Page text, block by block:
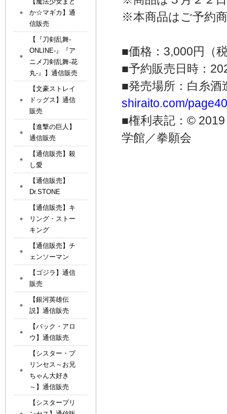
※本商品はご予約
■価格：3,000円（
■予約販売日時：
■発売場所：白糸酒
shiraito.com/
■権利表記：©
学館／拳願会
か☆マギカ】通
信販売
【『刀剣乱舞-
ONLINE-』『ア
ニメ刀剣乱舞-花
丸-』】通信販売
【文豪ストレイ
ドッグス】通信
販売
【進撃の巨人】
通信販売
【通信販売】殺
し愛
【通信販売】
Dr.STONE
【通信販売】キ
リング・ストー
キング
【通信販売】チ
ェンソーマン
【ゴジラ】通信
販売
【銀河英雄伝
説】通信販売
【バック・アロ
ウ】通信販売
【シスター・プ
リンセス～お兄
ちゃん大好き
～】通信販売
【シスタープリ